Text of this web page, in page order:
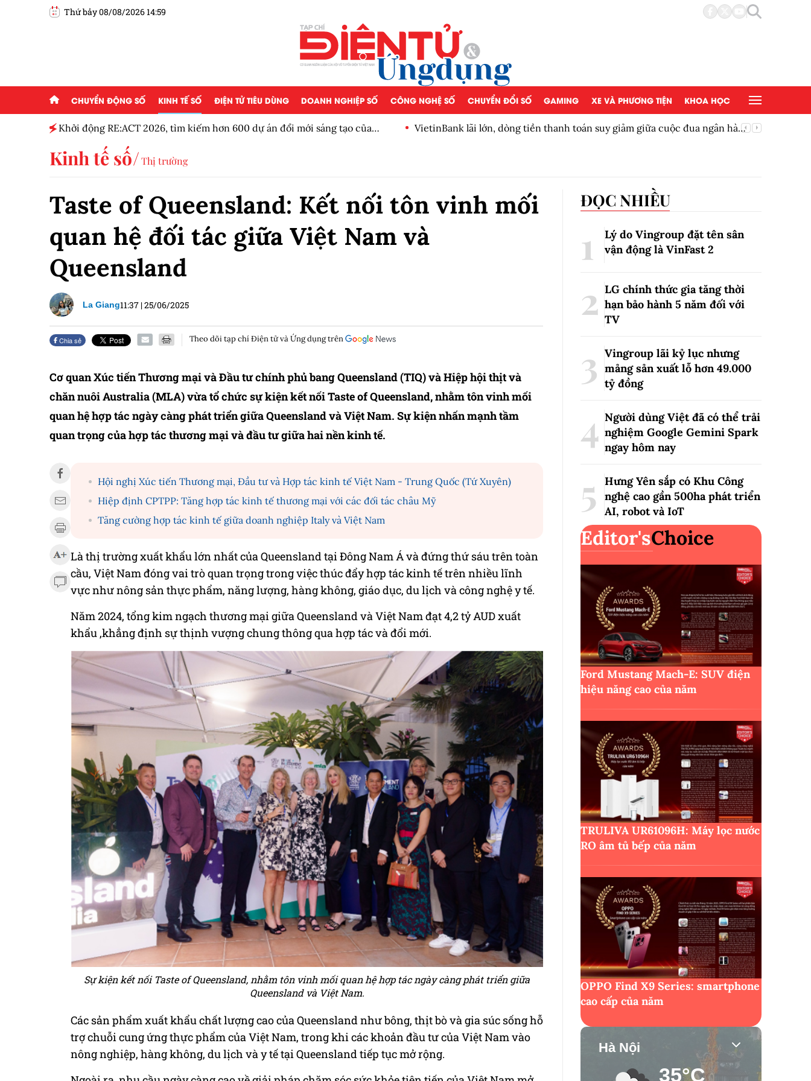
Thứ bảy 08/08/2026 14:59
CHUYỂN ĐỘNG SỐ KINH TẾ SỐ ĐIỆN TỬ TIÊU DÙNG DOANH NGHIỆP SỐ CÔNG NGHỆ SỐ CHUYỂN ĐỔI SỐ GAMING XE VÀ PHƯƠNG TIỆN KHOA HỌC
Khởi động RE:ACT 2026, tìm kiếm hơn 600 dự án đổi mới sáng tạo của
VietinBank lãi lớn, dòng tiền thanh toán suy giảm giữa cuộc đua ngân hàng
Kinh tế số Thị trường
Taste of Queensland: Kết nối tôn vinh mối
quan hệ đối tác giữa Việt Nam và
Queensland
La Giang11:37 |25/06/2025
Chia sẻ Theo dõi tạp chí Điện tử và Ứng dụng trên
Cơ quan Xúc tiến Thương mại và Đầu tư chính phủ bang Queensland (TIQ) và Hiệp hội thịt và
chăn nuôi Australia (MLA) vừa tổ chức sự kiện kết nối Taste of Queensland, nhằm tôn vinh mối
quan hệ hợp tác ngày càng phát triển giữa Queensland và Việt Nam. Sự kiện nhấn mạnh tầm
quan trọng của hợp tác thương mại và đầu tư giữa hai nền kinh tế.
Hội nghị Xúc tiến Thương mại, Đầu tư và Hợp tác kinh tế Việt Nam - Trung Quốc (Tứ Xuyên)
Hiệp định CPTPP: Tăng hợp tác kinh tế thương mại với các đối tác châu Mỹ
Tăng cường hợp tác kinh tế giữa doanh nghiệp Italy và Việt Nam
Là thị trường xuất khẩu lớn nhất của Queensland tại Đông Nam Á và đứng thứ sáu trên toàn
cầu, Việt Nam đóng vai trò quan trọng trong việc thúc đẩy hợp tác kinh tế trên nhiều lĩnh
vực như nông sản thực phẩm, năng lượng, hàng không, giáo dục, du lịch và công nghệ y tế.
Năm 2024, tổng kim ngạch thương mại giữa Queensland và Việt Nam đạt 4,2 tỷ AUD xuất
khẩu ,khẳng định sự thịnh vượng chung thông qua hợp tác và đổi mới.
Sự kiện kết nối Taste of Queensland, nhằm tôn vinh mối quan hệ hợp tác ngày càng phát triển giữa
Queensland và Việt Nam.
Các sản phẩm xuất khẩu chất lượng cao của Queensland như bông, thịt bò và gia súc sống hỗ
trợ chuỗi cung ứng thực phẩm của Việt Nam, trong khi các khoản đầu tư của Việt Nam vào
nông nghiệp, hàng không, du lịch và y tế tại Queensland tiếp tục mở rộng.
ĐỌC NHIỀU
Lý do Vingroup đặt tên sân
vận động là VinFast2
LG chính thức gia tăng thời
hạn bảo hành 5 năm đối với
TV
Vingroup lãi kỷ lục nhưng
mảng sản xuất lỗ hơn 49.000
tỷ đồng
Người dùng Việt đã có thể trải
nghiệm Google Gemini Spark
ngay hôm nay
Hưng Yên sắp có Khu Công
nghệ cao gần 500ha phát triển
AI, robot và IoT
Editor'sChoice
Ford Mustang Mach-E: SUV điện
hiệu năng cao của năm
TRULIVA UR61096H: Máy lọc nước
RO âm tủ bếp của năm
OPPO Find X9 Series: smartphone
cao cấp của năm
Hà Nội
35°C